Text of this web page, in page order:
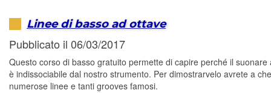
Linee di basso ad ottave
Pubblicato il 06/03/2017
Questo corso di basso gratuito permette di capire perché il suonare
è indissociabile dal nostro strumento. Per dimostrarvelo avrete a
numerose linee e tanti grooves famosi.